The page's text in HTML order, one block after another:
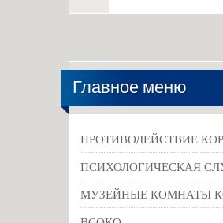
Главное меню
ПРОТИВОДЕЙСТВИЕ
ПСИХОЛОГИЧЕСКАЯ
МУЗЕЙНЫЕ КОМНАТЫ